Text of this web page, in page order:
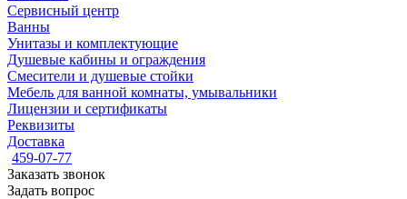
Сервисный центр
Ванны
Унитазы и комплектующие
Душевые кабины и ограждения
Смесители и душевые стойки
Мебель для ванной комнаты, умывальники
Лицензии и сертификаты
Реквизиты
Доставка
459-07-77
Заказать звонок
Задать вопрос